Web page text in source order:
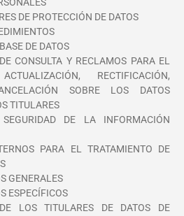
DE PROTECCIÓN DE DATOS
DE DATOS
CONSULTA Y RECLAMOS PARA EL
RECTIFICACIÓN,
SOBRE LOS DATOS
TITULARES
DE LA INFORMACIÓN
PARA EL TRATAMIENTO DE
GENERALES
ESPECÍFICOS
LOS TITULARES DE DATOS DE